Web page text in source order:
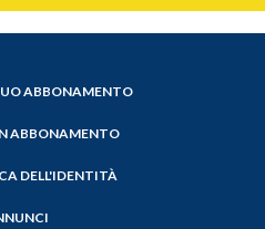
ABBONAMENTO
ABBONAMENTO
DELL'IDENTITÀ